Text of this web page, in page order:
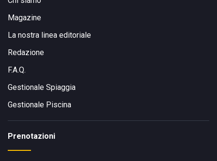
Dal centro di Scanzano Jonico si può raggiungere la
spiaggia in auto in meno di 10 minuti. In alternativa, è
Magazine
La nostra linea editoriale
Redazione
F.A.Q.
Gestionale Spiaggia
Gestionale Piscina
Prenotazioni